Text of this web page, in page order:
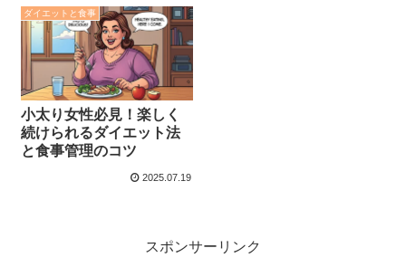
ダイエットと食事
小太り女性必見！楽しく
続けられるダイエット法
と食事管理のコツ
2025.07.19
スポンサーリンク